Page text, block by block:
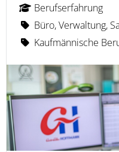
Berufserfahrung
Büro, Verwaltung,
Kaufmännische